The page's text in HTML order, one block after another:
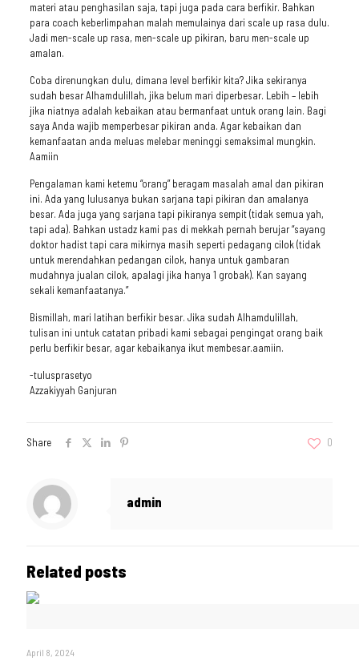
materi atau penghasilan saja, tapi juga pada cara berfikir. Bahkan
para coach keberlimpahan malah memulainya dari scale up rasa dulu.
Jadi men-scale up rasa, men-scale up pikiran, baru men-scale up
amalan.
Coba direnungkan dulu, dimana level berfikir kita? Jika sekiranya
sudah besar Alhamdulillah, jika belum mari diperbesar. Lebih – lebih
jika niatnya adalah kebaikan atau bermanfaat untuk orang lain. Bagi
saya Anda wajib memperbesar pikiran anda. Agar kebaikan dan
kemanfaatan anda meluas melebar meninggi semaksimal mungkin.
Aamiin
Pengalaman kami ketemu “orang” beragam masalah amal dan pikiran
ini. Ada yang lulusanya bukan sarjana tapi pikiran dan amalanya
besar. Ada juga yang sarjana tapi pikiranya sempit (tidak semua yah,
tapi ada). Bahkan ustadz kami pas di mekkah pernah berujar “sayang
doktor hadist tapi cara mikirnya masih seperti pedagang cilok (tidak
untuk merendahkan pedangan cilok, hanya untuk gambaran
mudahnya jualan cilok, apalagi jika hanya 1 grobak). Kan sayang
sekali kemanfaatanya.”
Bismillah, mari latihan berfikir besar. Jika sudah Alhamdulillah,
tulisan ini untuk catatan pribadi kami sebagai pengingat orang baik
perlu berfikir besar, agar kebaikanya ikut membesar.aamiin.
-tulusprasetyo
Azzakiyyah Ganjuran
Share 0
admin
Related posts
April 8, 2024